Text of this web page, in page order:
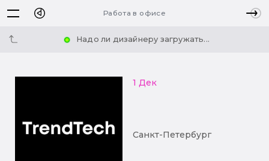
Работа в офисе
Надо ли дизайнеру загружать...
1 Дек
Санкт-Петербург